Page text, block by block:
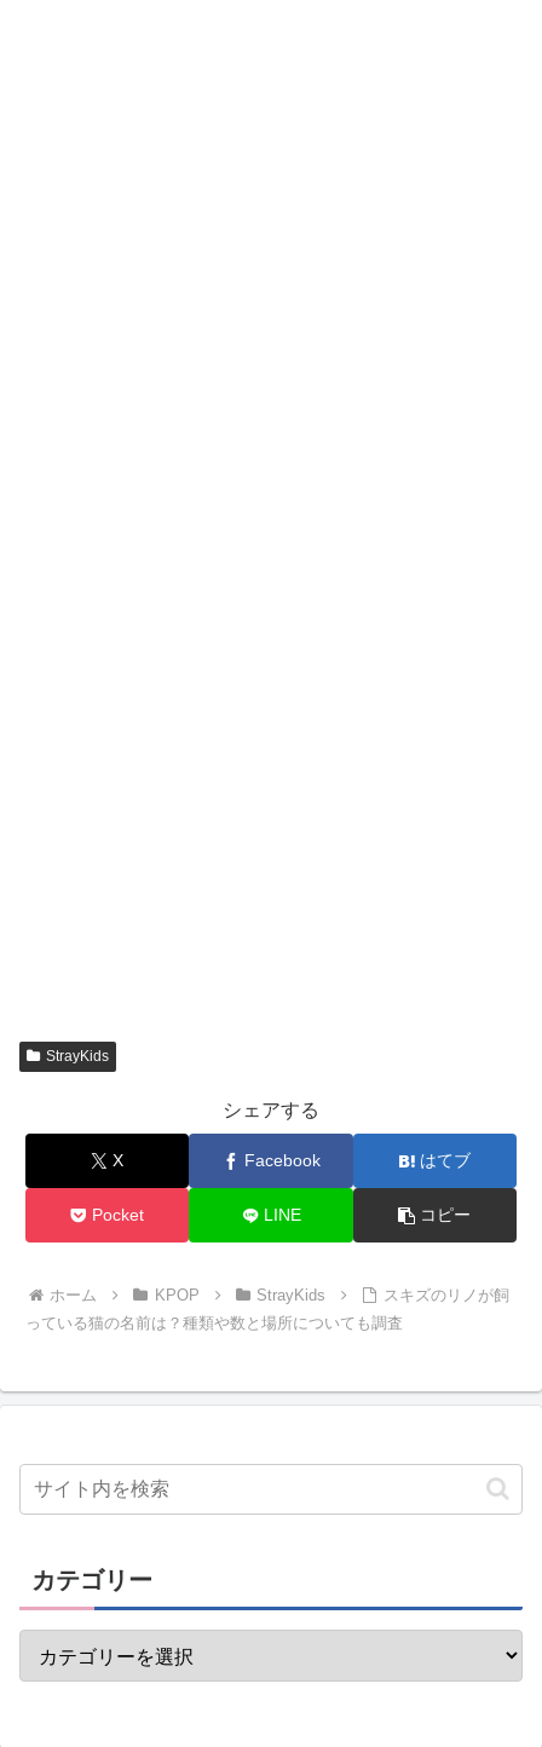
StrayKids
シェアする
X Facebook はてブ
Pocket LINE コピー
ホーム KPOP StrayKids
スキズのリノが飼
っている猫の名前は？種類や数と場所についても調査
カテゴリー